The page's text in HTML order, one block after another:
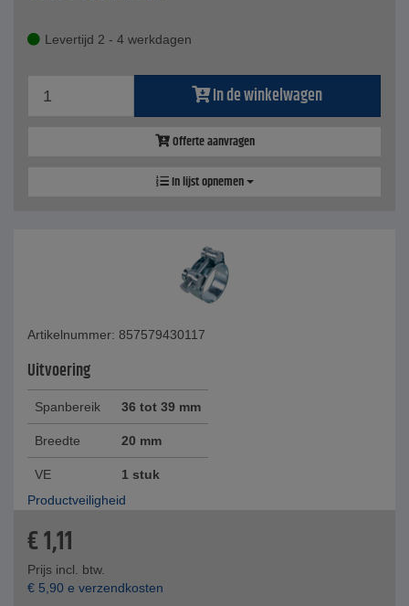
Levertijd 2 - 4 werkdagen
In de winkelwagen
Offerte aanvragen
In lijst opnemen
Artikelnummer: 857579430117
Uitvoering
Spanbereik 36 tot 39 mm
Breedte 20 mm
VE
1 stuk
Productveiligheid
€1,11
Prijs incl. btw.
€ 5,90 e verzendkosten